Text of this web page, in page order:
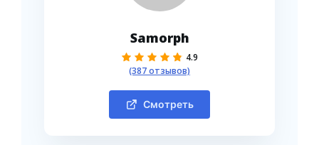
Samorph
4.9
(387 отзывов)
Смотреть